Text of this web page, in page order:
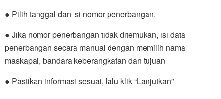
● Pilih tanggal dan isi nomor penerbangan.
● Jika nomor penerbangan tidak ditemukan, isi data
penerbangan secara manual dengan memilih nama
maskapai, bandara keberangkatan dan tujuan
● Pastikan informasi sesuai, lalu klik “Lanjutkan”